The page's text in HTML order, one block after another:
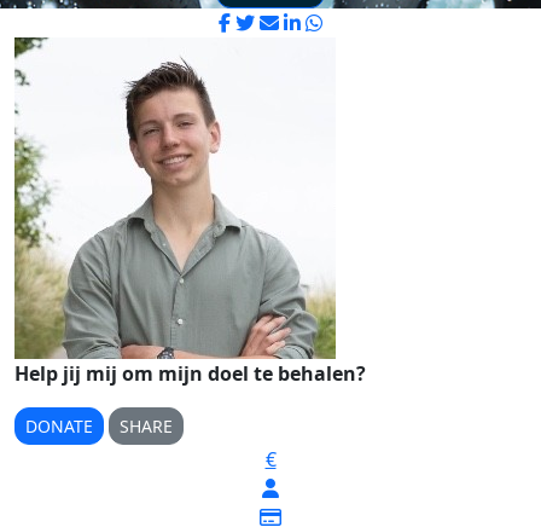
Help jij mij om mijn doel te behalen?
DONATE SHARE
€